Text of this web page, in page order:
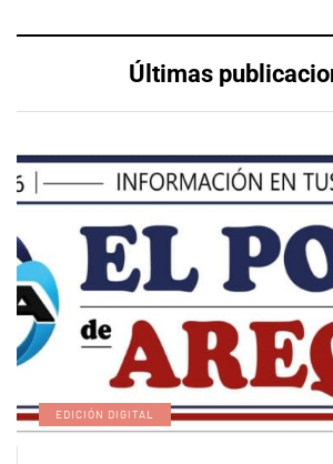
Últimas
EDICIÓN DIGITAL